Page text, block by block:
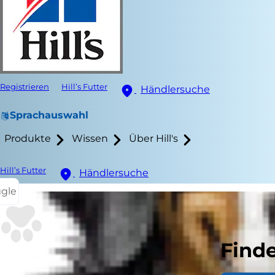
Registrieren Hill’s Futter Händlersuche
Sprachauswahl
Produkte Wissen Über Hill's
Hill’s Futter
Händlersuche
Anhand